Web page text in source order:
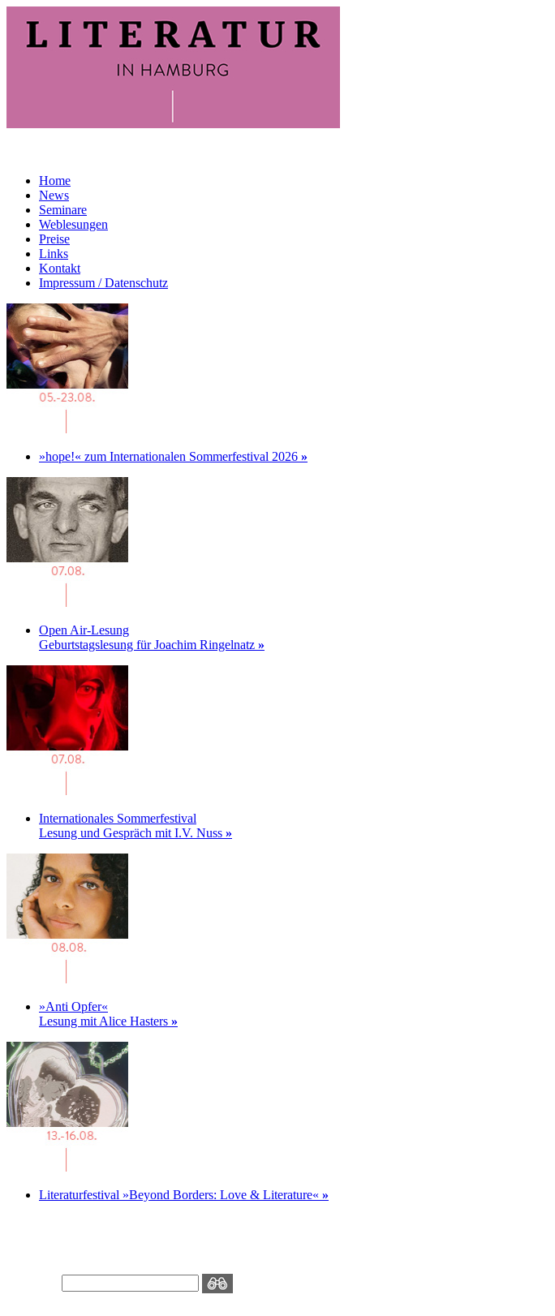
Home
News
Seminare
Weblesungen
Preise
Links
Kontakt
Impressum / Datenschutz
»hope!« zum Internationalen Sommerfestival 2026 »
Open Air-Lesung
Geburtstagslesung für Joachim Ringelnatz »
Internationales Sommerfestival
Lesung und Gespräch mit I.V. Nuss »
»Anti Opfer«
Lesung mit Alice Hasters »
Literaturfestival »Beyond Borders: Love & Literature« »